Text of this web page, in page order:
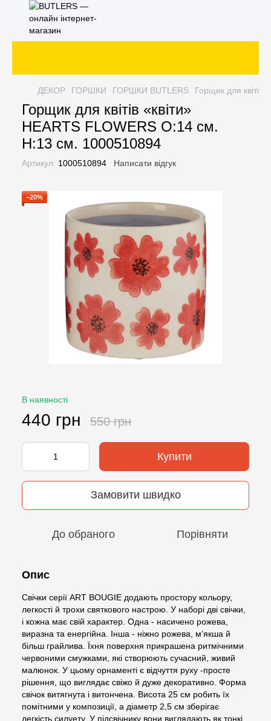
ДЕКОР ГОРШКИ ГОРШКИ BUTLERS Горщик для
Горщик для квітів «квіти»
HEARTS FLOWERS O:14 см.
H:13 см. 1000510894
Артикул: 1000510894 Написати відгук
−20%
В наявності
440 грн 550 грн
Купити
Замовити швидко
До обраного Порівняти
Опис
Свічки серії ART BOUGIE додають простору кольору,
легкості й трохи святкового настрою. У наборі дві свічки,
і кожна має свій характер. Одна - насичено рожева,
виразна та енергійна. Інша - ніжно рожева, м’якша й
більш грайлива. Їхня поверхня прикрашена ритмічними
червоними смужками, які створюють сучасний, живий
малюнок. У цьому орнаменті є відчуття руху -просте
рішення, що виглядає свіжо й дуже декоративно. Форма
свічок витягнута і витончена. Висота 25 см робить їх
помітними у композиції, а діаметр 2,5 см зберігає
легкість силуету. У підсвічнику вони виглядають як тонкі